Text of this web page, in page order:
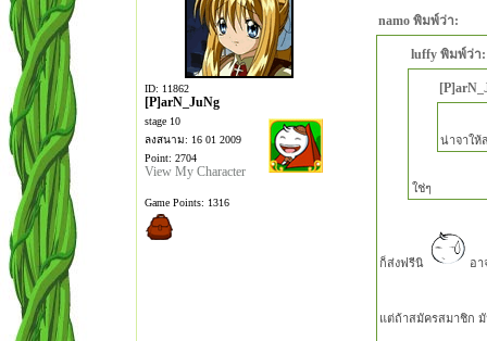
ID: 11862
[P]arN_JuNg
stage 10
ลงสนาม: 16 01 2009
Point: 2704
View My Character
Game Points: 1316
namo พิมพ์ว่า:
luffy พิมพ์ว่า:
น่าจาให้
ใช่ๆ
ก็ส่งฟรีนิ อ
แต่ถ้าสมัครสมาชิก